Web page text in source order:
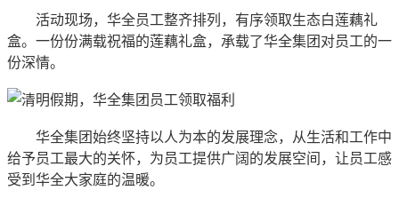
活动现场，华全员工整齐排列，有序领取生态白莲藕礼
盒。一份份满载祝福的莲藕礼盒，承载了华全集团对员工的一
份深情。
华全集团始终坚持以人为本的发展理念，从生活和工作中
给予员工最大的关怀，为员工提供广阔的发展空间，让员工感
受到华全大家庭的温暖。